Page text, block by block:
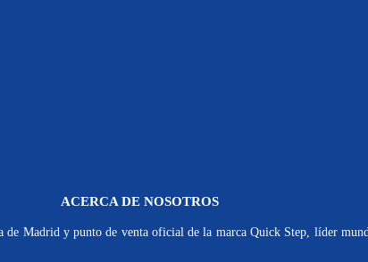
ACERCA DE NOSOTROS
Madrid y punto de venta oficial de la marca Quick Step, líder